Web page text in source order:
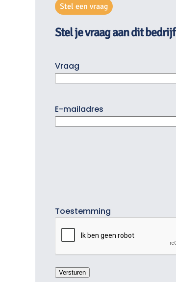
Stel een vraag
Stel je vraag aan dit bedrijf
Vraag
E-mailadres
Toestemming